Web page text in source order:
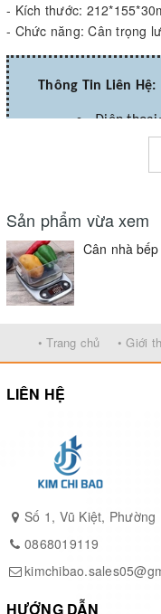
- Kích thước:
- Chức năng: Cân trọng
Thông Tin Liên Hệ:
Điện
Truy cập
Địa chỉ: Số
Bắc Ninh,
Phục vụ quý khách
Sản phẩm vừa xem
Cân nhà
• Trang chủ • Giới
LIÊN HỆ
Số 1, Vũ Kiệt,
0868019119
HƯỚNG DẪN